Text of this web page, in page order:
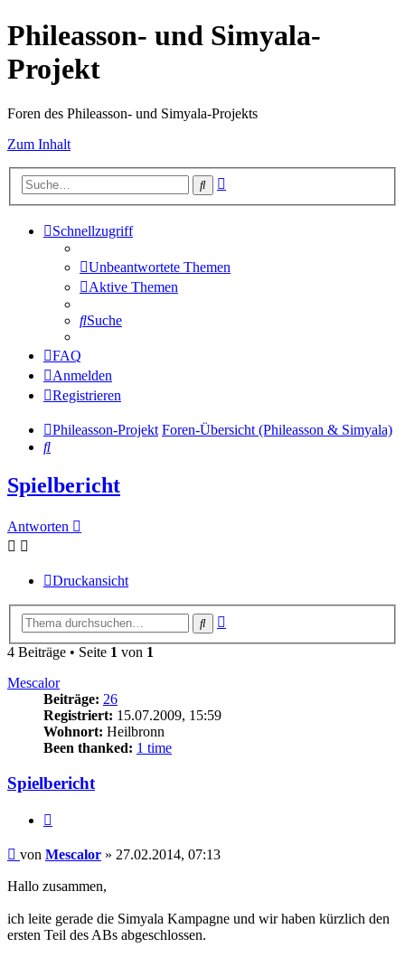
Phileasson- und Simyala-
Projekt
Foren des Phileasson- und Simyala-Projekts
Zum Inhalt
Suche
Schnellzugriff
Unbeantwortete Themen
Aktive Themen
Suche
FAQ
Anmelden
Registrieren
Phileasson-Projekt Foren-Übersicht (Phileasson & Simyala)
Suche
Spielbericht
Antworten
Druckansicht
Suche
4 Beiträge • Seite 1 von 1
Mescalor
Beiträge: 26
Registriert: 15.07.2009, 15:59
Wohnort: Heilbronn
Been thanked: 1 time
Spielbericht
Beitrag
von Mescalor » 27.02.2014, 07:13
Hallo zusammen,
ich leite gerade die Simyala Kampagne und wir haben kürzlich den
ersten Teil des ABs abgeschlossen.